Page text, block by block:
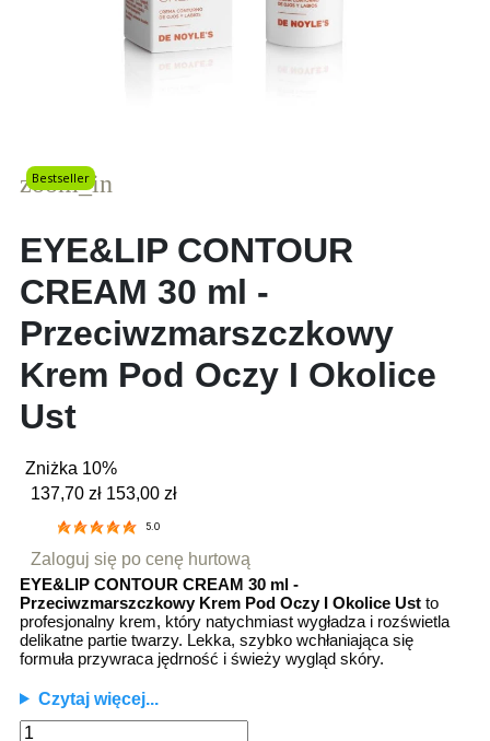
Bestseller
zoom_in
EYE&LIP CONTOUR
CREAM 30 ml -
Przeciwzmarszczkowy
Krem Pod Oczy I Okolice
Ust
Zniżka 10%
137,70 zł 153,00 zł
5.0
Zaloguj się po cenę hurtową
EYE&LIP CONTOUR CREAM 30 ml -
Przeciwzmarszczkowy Krem Pod Oczy I Okolice Ust to
profesjonalny krem, który natychmiast wygładza i rozświetla
delikatne partie twarzy. Lekka, szybko wchłaniająca się
formuła przywraca jędrność i świeży wygląd skóry.
Czytaj więcej...